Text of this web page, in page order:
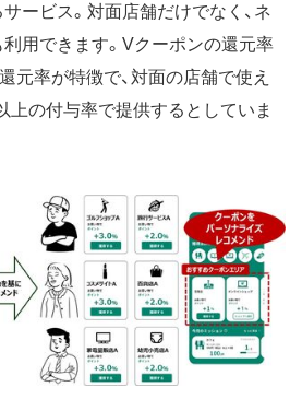
ービス。対面店舗だけでなく、ネ
用できます。Vクーポンの還元率
元率が特徴で、対面の店舗で使え
上の付与率で提供するとしていま